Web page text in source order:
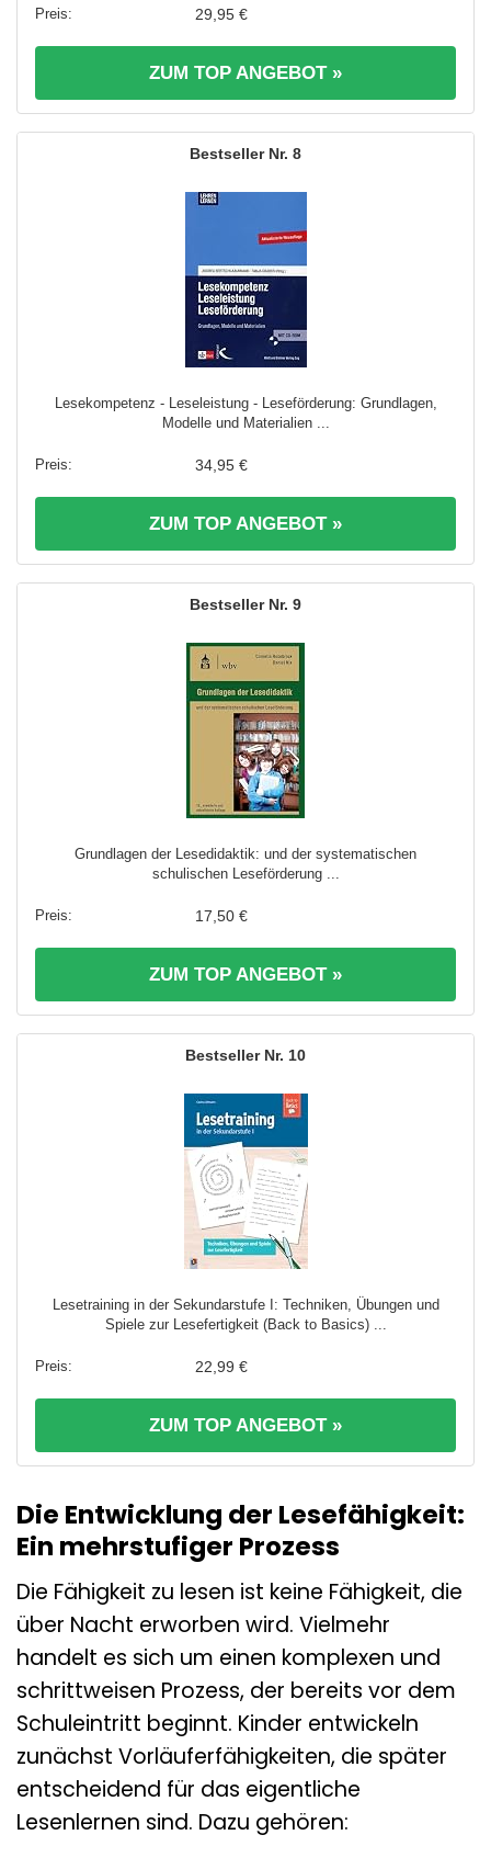
29,95 €
ZUM TOP ANGEBOT »
8
Lesekompetenz - Leseleistung - Leseförderung: Grundlagen,
Modelle und Materialien ...
34,95 €
ZUM TOP ANGEBOT »
9
Grundlagen der Lesedidaktik: und der systematischen
schulischen Leseförderung ...
17,50 €
ZUM TOP ANGEBOT »
10
Lesetraining in der Sekundarstufe I: Techniken, Übungen und
Spiele zur Lesefertigkeit (Back to Basics) ...
22,99 €
ZUM TOP ANGEBOT »
Die Entwicklung der Lesefähigkeit:
Ein mehrstufiger Prozess
Die Fähigkeit zu lesen ist keine Fähigkeit, die
über Nacht erworben wird. Vielmehr
handelt es sich um einen komplexen und
schrittweisen Prozess, der bereits vor dem
Schuleintritt beginnt. Kinder entwickeln
zunächst Vorläuferfähigkeiten, die später
entscheidend für das eigentliche
Lesenlernen sind. Dazu gehören: